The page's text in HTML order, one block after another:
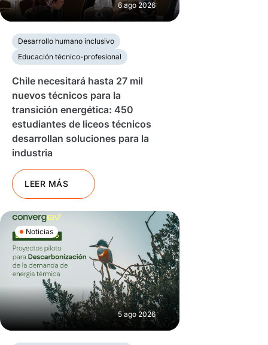
6 ago 2026
Desarrollo humano inclusivo
Educación técnico-profesional
Chile necesitará hasta 27 mil
nuevos técnicos para la
transición energética: 450
estudiantes de liceos técnicos
desarrollan soluciones para la
industria
LEER MÁS
Noticias
5 ago 2026